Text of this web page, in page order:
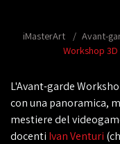
iMasterArt Avant-
Workshop
L'Avant-garde
con una panoramica,
mestiere del
docenti Ivan Venturi